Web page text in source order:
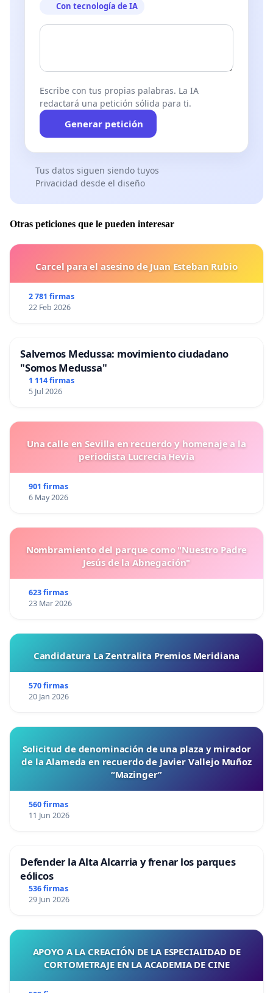
Con tecnología de IA
Escribe con tus propias palabras. La IA
redactará una petición sólida para ti.
Generar petición
Tus datos siguen siendo tuyos
Privacidad desde el diseño
Otras peticiones que le pueden interesar
Carcel para el asesino de Juan Esteban Rubio
2 781 firmas
22 Feb 2026
Salvemos Medussa: movimiento ciudadano
"Somos Medussa"
1 114 firmas
5 Jul 2026
Una calle en Sevilla en recuerdo y homenaje a la
periodista Lucrecia Hevia
901 firmas
6 May 2026
Nombramiento del parque como "Nuestro Padre
Jesús de la Abnegación"
623 firmas
23 Mar 2026
Candidatura La Zentralita Premios Meridiana
570 firmas
20 Jan 2026
Solicitud de denominación de una plaza y mirador
de la Alameda en recuerdo de Javier Vallejo Muñoz
“Mazinger”
560 firmas
11 Jun 2026
Defender la Alta Alcarria y frenar los parques
eólicos
536 firmas
29 Jun 2026
APOYO A LA CREACIÓN DE LA ESPECIALIDAD DE
CORTOMETRAJE EN LA ACADEMIA DE CINE